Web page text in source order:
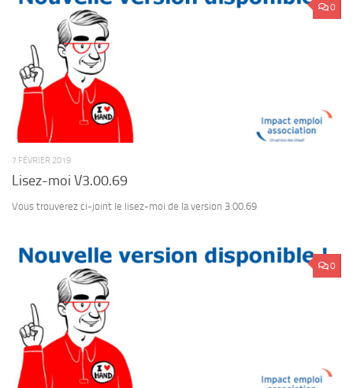
0
7 FÉVRIER 2019
Lisez-moi V3.00.69
Vous trouverez ci-joint le lisez-moi de la version 3.00.69
0